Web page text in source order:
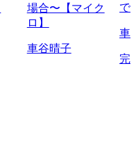
場合〜【マイク
ロ】
車谷晴子
で
車
完